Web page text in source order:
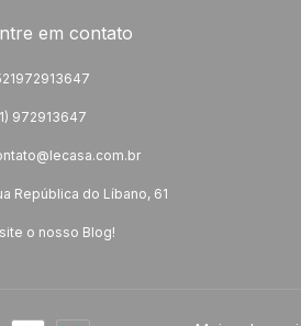
em contato
972913647
República do Líbano, 61
o nosso Blog!